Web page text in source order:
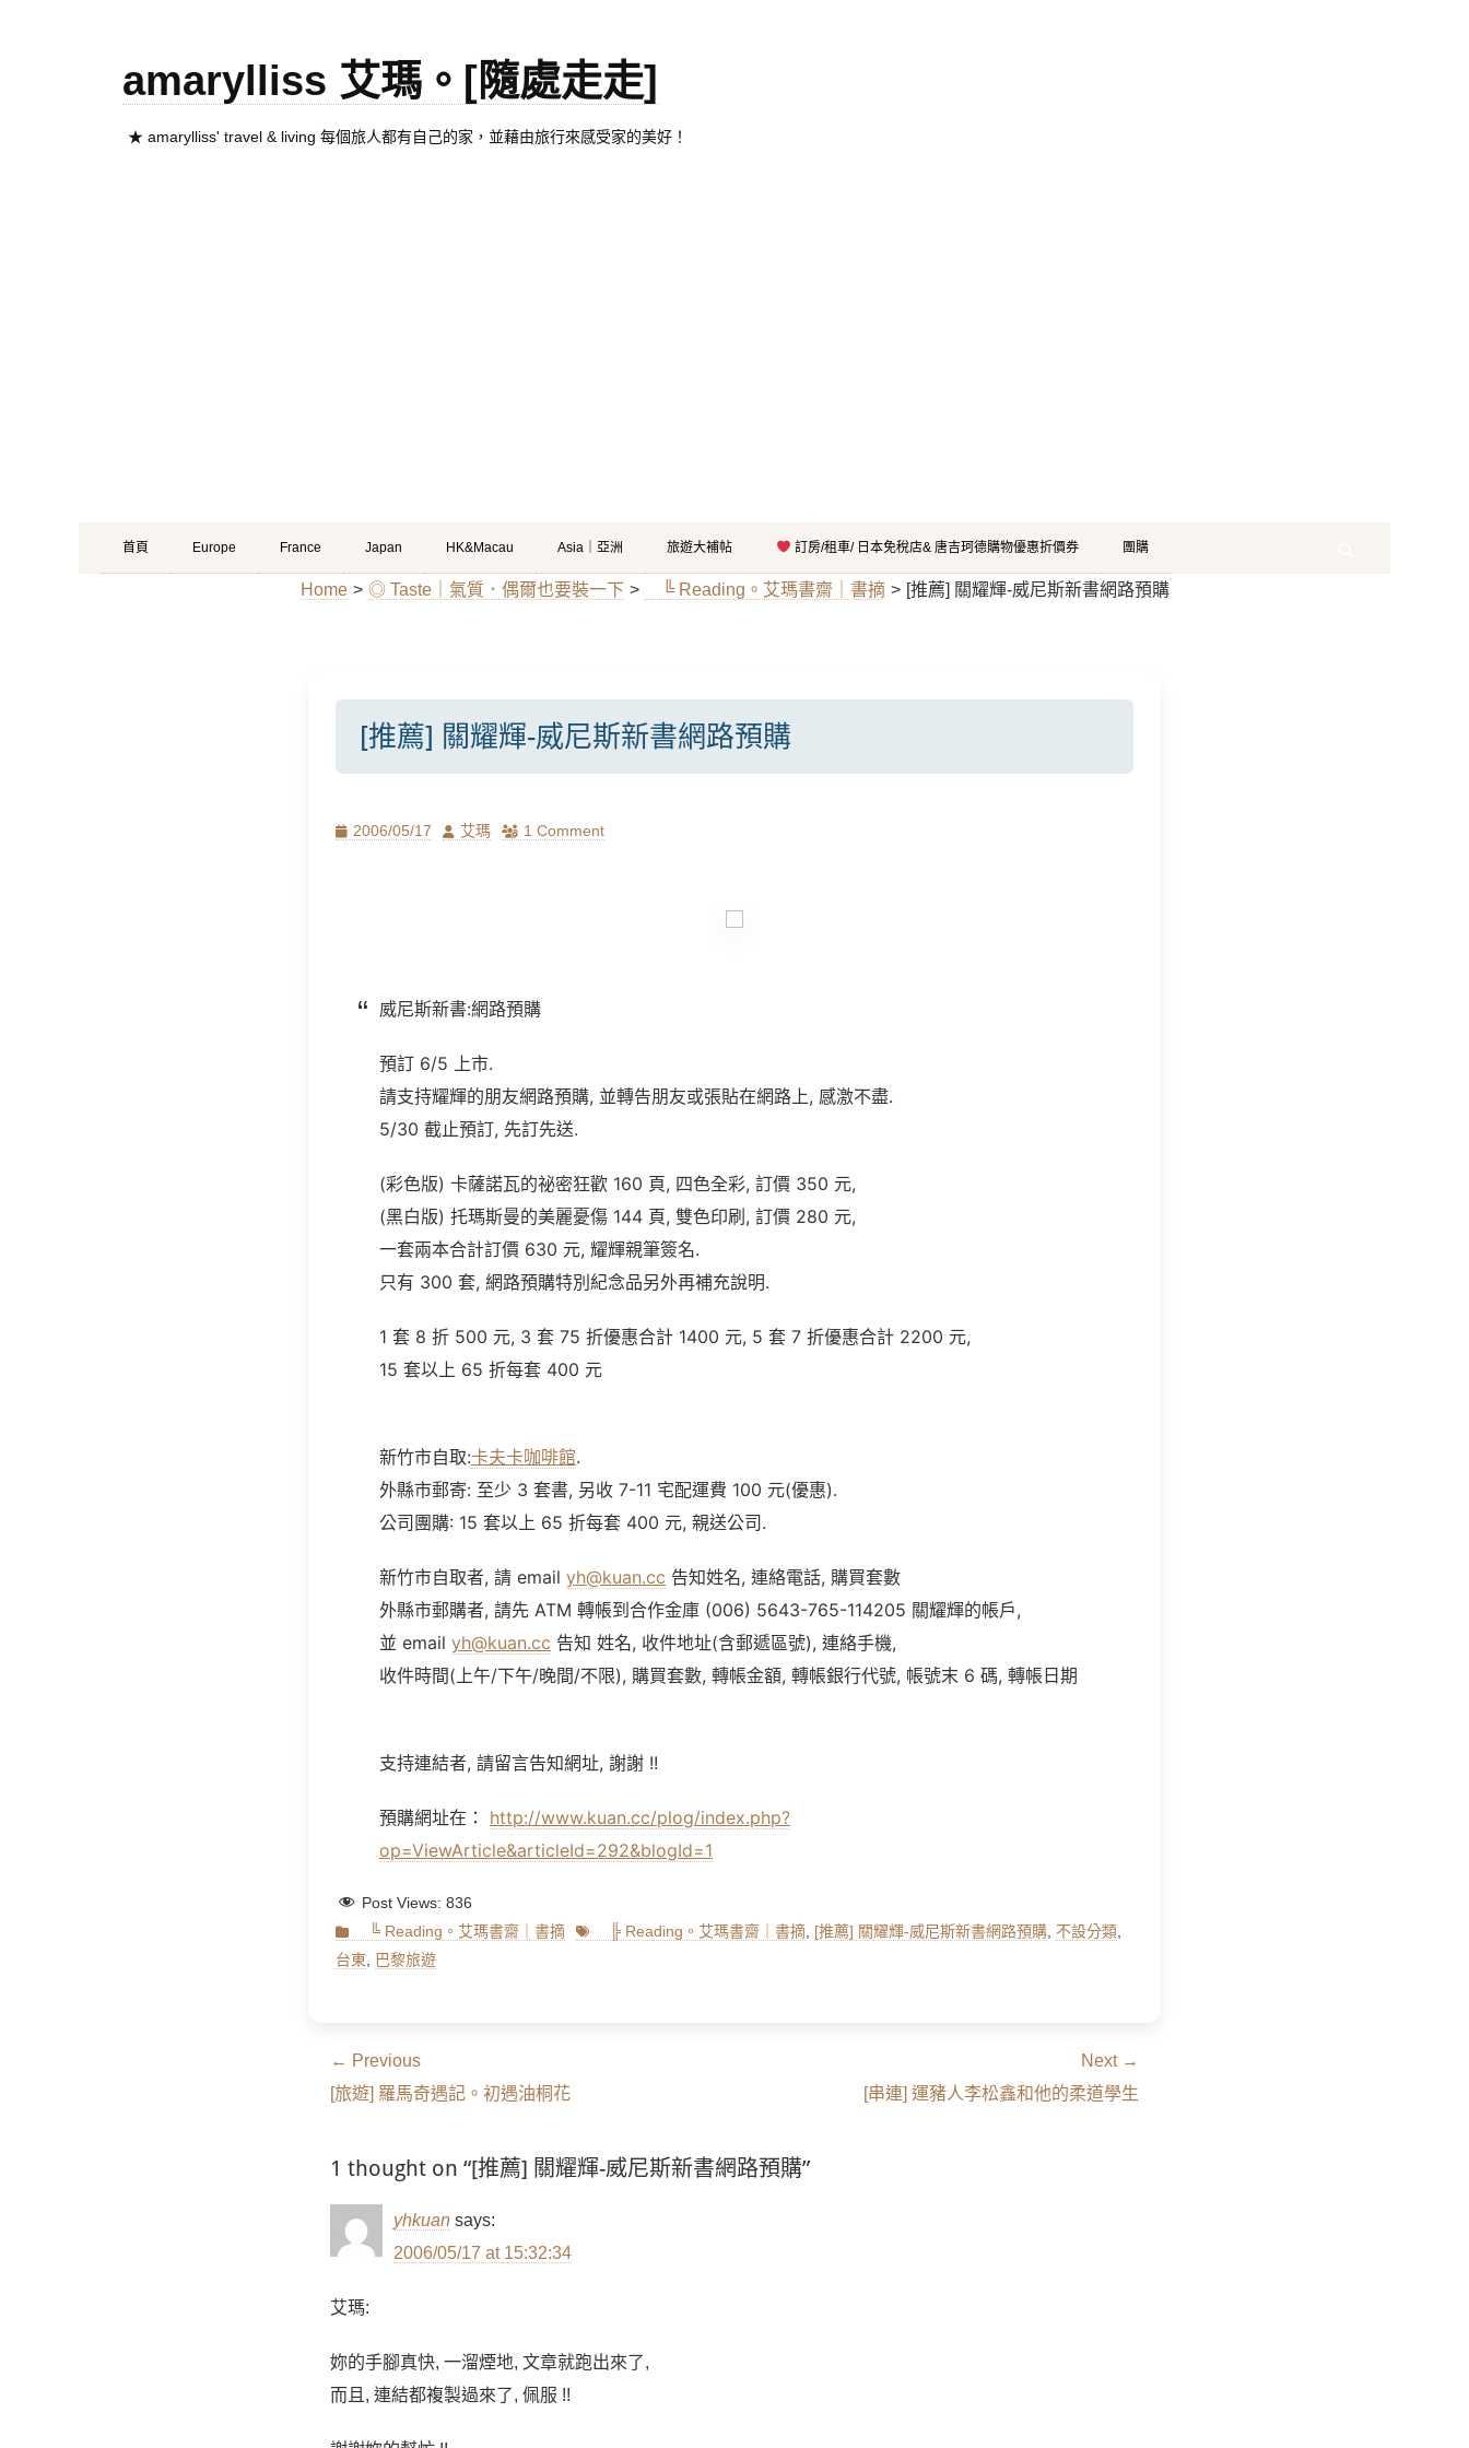
amarylliss 艾瑪。[隨處走走]
★ amarylliss' travel & living 每個旅人都有自己的家，並藉由旅行來感受家的美好！
Primary
Menu
Skip
to
首頁 Europe France Japan HK&Macau Asia｜亞洲 旅遊大補帖 訂房/租車/ 日本免稅店& 唐吉珂德購物優惠折價券 團購
Home > ◎ Taste｜氣質．偶爾也要裝一下 > ╚ Reading。艾瑪書齋｜書摘 > [推薦] 關耀輝-威尼斯新書網路預購
[推薦] 關耀輝-威尼斯新書網路預購
Posted
2006/05/17 Author
艾瑪 1 Comment
威尼斯新書:網路預購
預訂 6/5 上市.
請支持耀輝的朋友網路預購, 並轉告朋友或張貼在網路上, 感激不盡.
5/30 截止預訂, 先訂先送.
(彩色版) 卡薩諾瓦的祕密狂歡 160 頁, 四色全彩, 訂價 350 元,
(黑白版) 托瑪斯曼的美麗憂傷 144 頁, 雙色印刷, 訂價 280 元,
一套兩本合計訂價 630 元, 耀輝親筆簽名.
只有 300 套, 網路預購特別紀念品另外再補充說明.
1 套 8 折 500 元, 3 套 75 折優惠合計 1400 元, 5 套 7 折優惠合計 2200 元,
15 套以上 65 折每套 400 元
新竹市自取:卡夫卡咖啡館.
外縣市郵寄: 至少 3 套書, 另收 7-11 宅配運費 100 元(優惠).
公司團購: 15 套以上 65 折每套 400 元, 親送公司.
新竹市自取者, 請 email yh@kuan.cc 告知姓名, 連絡電話, 購買套數
外縣市郵購者, 請先 ATM 轉帳到合作金庫 (006) 5643-765-114205 關耀輝的帳戶,
並 email yh@kuan.cc 告知 姓名, 收件地址(含郵遞區號), 連絡手機,
收件時間(上午/下午/晚間/不限), 購買套數, 轉帳金額, 轉帳銀行代號, 帳號末 6 碼, 轉帳日期
支持連結者, 請留言告知網址, 謝謝 !!
預購網址在： http://www.kuan.cc/plog/index.php?
op=ViewArticle&articleId=292&blogId=1
Post Views: 836
Categories
╚ Reading。艾瑪書齋｜書摘 Tags ╠ Reading。艾瑪書齋｜書摘 [推薦] 關耀輝-威尼斯新書網路預購 不設分類
台東
巴黎旅遊
文
章
覽
← Previous
Previous
[旅遊] 羅馬奇遇記。初遇油桐花
Next →
[串連] 運豬人李松鑫和他的柔道學生
1 thought on “[推薦] 關耀輝-威尼斯新書網路預購”
yhkuan says:
2006/05/17 at 15:32:34
艾瑪:
妳的手腳真快, 一溜煙地, 文章就跑出來了,
而且, 連結都複製過來了, 佩服 !!